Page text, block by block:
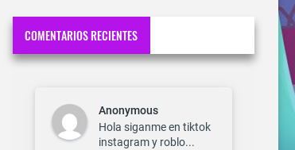
COMENTARIOS RECIENTES
Anonymous
Hola siganme en tiktok
instagram y roblo...